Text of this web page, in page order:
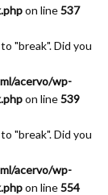
on line537
"break". Did you
acervo/wp-
on line539
"break". Did you
acervo/wp-
on line554